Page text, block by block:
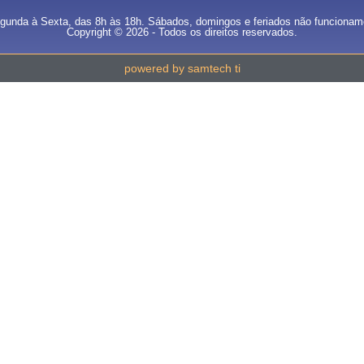
à Sexta, das 8h às 18h. Sábados, domingos e feriados não
Copyright © 2026 - Todos os direitos reservados.
powered by samtech ti